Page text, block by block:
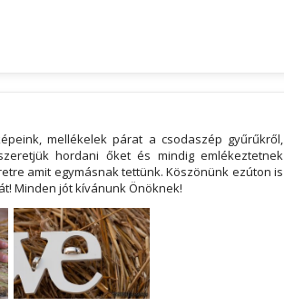
mellékelek párat a csodaszép gyűrűkről,
hordani őket és mindig emlékeztetnek
amit egymásnak tettünk. Köszönünk ezúton is
Minden jót kívánunk Önöknek!